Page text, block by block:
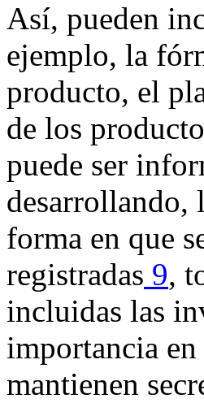
Así, pueden
ejemplo, la
producto, el
de los
puede ser
desarrollando,
forma en que
registradas 9,
incluidas las
importancia
mantienen